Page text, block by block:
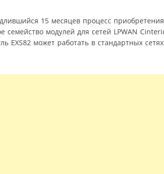
15 месяцев процесс приобретения
модулей для сетей LPWAN
EXS82 может работать в стандартных